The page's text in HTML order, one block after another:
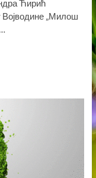
Ћирић
Војводине „Милош